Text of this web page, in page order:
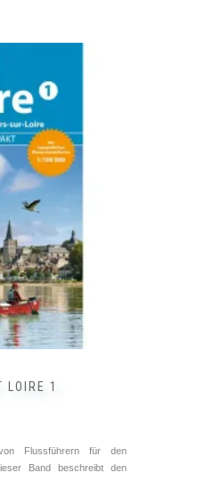
➥ ⓘ
€
LOIRE 1
Flussführern für den
Band beschreibt den